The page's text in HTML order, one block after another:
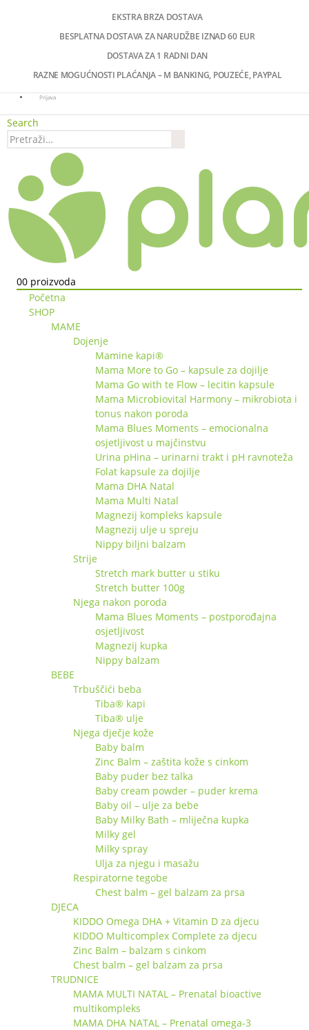
EKSTRA BRZA DOSTAVA
BESPLATNA DOSTAVA ZA NARUDŽBE IZNAD 60 EUR
DOSTAVA ZA 1 RADNI DAN
RAZNE MOGUĆNOSTI PLAĆANJA – M BANKING, POUZEĆE, PAYPAL
Prijava
Search
00 proizvoda
Početna
SHOP
MAME
Dojenje
Mamine kapi®
Mama More to Go – kapsule za dojilje
Mama Go with te Flow – lecitin kapsule
Mama Microbiovital Harmony – mikrobiota i
tonus nakon poroda
Mama Blues Moments – emocionalna
osjetljivost u majčinstvu
Urina pHina – urinarni trakt i pH ravnoteža
Folat kapsule za dojilje
Mama DHA Natal
Mama Multi Natal
Magnezij kompleks kapsule
Magnezij ulje u spreju
Nippy biljni balzam
Strije
Stretch mark butter u stiku
Stretch butter 100g
Njega nakon poroda
Mama Blues Moments – postporođajna
osjetljivost
Magnezij kupka
Nippy balzam
BEBE
Trbuščići beba
Tiba® kapi
Tiba® ulje
Njega dječje kože
Baby balm
Zinc Balm – zaštita kože s cinkom
Baby puder bez talka
Baby cream powder – puder krema
Baby oil – ulje za bebe
Baby Milky Bath – mliječna kupka
Milky gel
Milky spray
Ulja za njegu i masažu
Respiratorne tegobe
Chest balm – gel balzam za prsa
DJECA
KIDDO Omega DHA + Vitamin D za djecu
KIDDO Multicomplex Complete za djecu
Zinc Balm – balzam s cinkom
Chest balm – gel balzam za prsa
TRUDNICE
MAMA MULTI NATAL – Prenatal bioactive
multikompleks
MAMA DHA NATAL – Prenatal omega-3